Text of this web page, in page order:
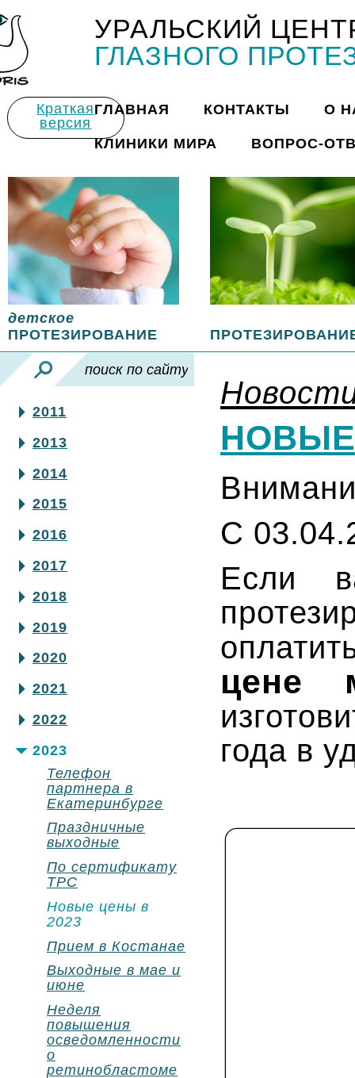
УРАЛЬСКИЙ
ГЛАЗНОГО
Краткая
версия
ГЛАВНАЯ КОНТАКТЫ О
КЛИНИКИ МИРА ВОПРОС-
детское
ПРОТЕЗИРОВАНИЕ
2011
2013
2014
2015
2016
2017
2018
2019
2020
2021
2022
2023
Телефон
партнера в
Екатеринбурге
Праздничные
выходные
По сертификату
ТРС
Новые цены в
2023
Прием в Костанае
Выходные в мае и
июне
Неделя
повышения
осведомленности
о
ретинобластоме
НОВЫЕ
С
Если
цене
года в